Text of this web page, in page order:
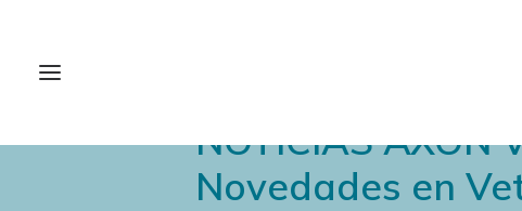
NOTICIAS AXÓN
Novedades en